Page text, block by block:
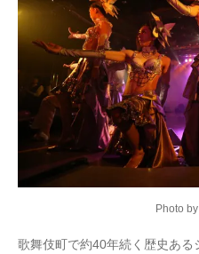
Photo by
歌舞伎町で約40年続く歴史ある